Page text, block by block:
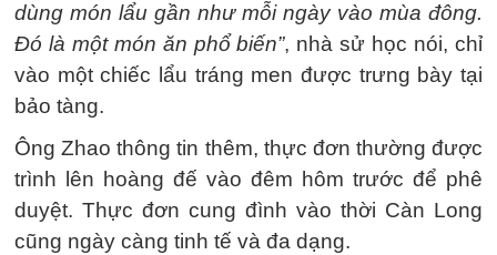
dùng món lẩu gần như mỗi ngày vào mùa đông.
Đó là một món ăn phổ biến”, nhà sử học nói, chỉ
vào một chiếc lẩu tráng men được trưng bày tại
bảo tàng.
Ông Zhao thông tin thêm, thực đơn thường được
trình lên hoàng đế vào đêm hôm trước để phê
duyệt. Thực đơn cung đình vào thời Càn Long
cũng ngày càng tinh tế và đa dạng.